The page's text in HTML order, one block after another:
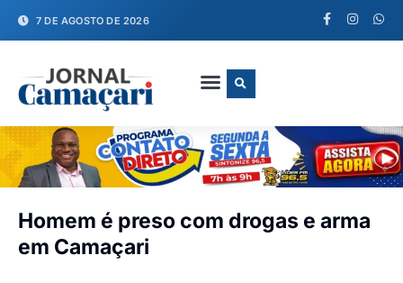
7 DE AGOSTO DE 2026
Homem é preso com drogas e arma
em Camaçari